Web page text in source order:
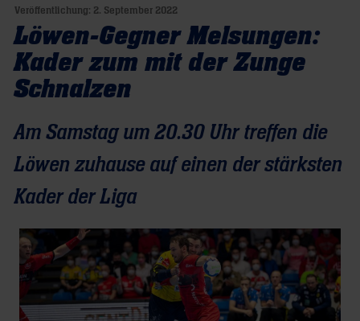
Veröffentlichung: 2. September 2022
Löwen-Gegner Melsungen:
Kader zum mit der Zunge
Schnalzen
Am Samstag um 20.30 Uhr treffen die
Löwen zuhause auf einen der stärksten
Kader der Liga